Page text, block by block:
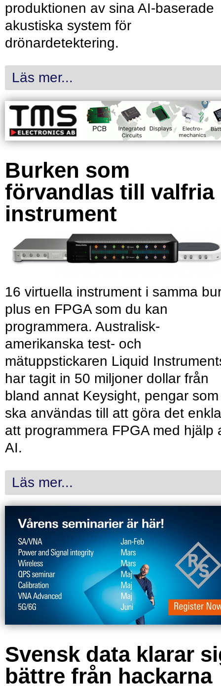
produktionen av sina AI-baserade
akustiska system för
drönardetektering.
Läs mer...
Burken som
förvandlas till valfria
instrument
16 virtuella instrument i samma
plus en FPGA som du kan
programmera. Australisk-
amerikanska test- och
mätuppstickaren Liquid
har tagit in 50 miljoner dollar från
bland annat Keysight, pengar som
ska användas till att göra det
att programmera FPGA med hjälp
AI.
Läs mer...
Svensk data klarar
bättre från hackarna